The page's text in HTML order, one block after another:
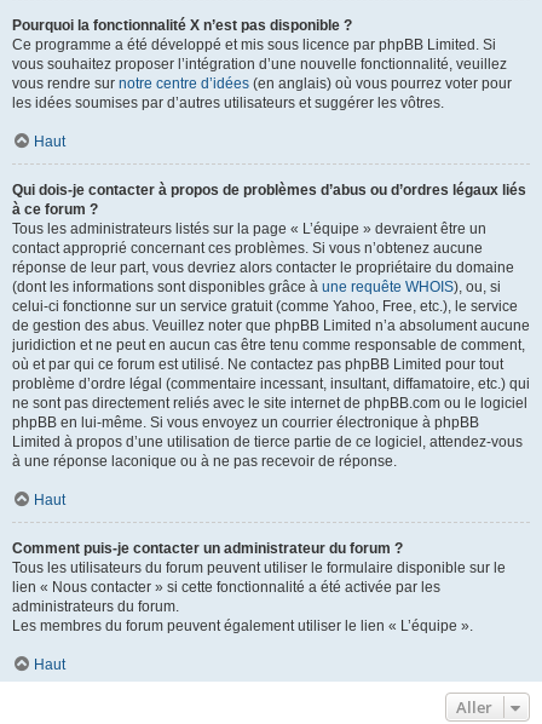
Pourquoi la fonctionnalité X n’est pas disponible ?
Ce programme a été développé et mis sous licence par phpBB Limited. Si
vous souhaitez proposer l’intégration d’une nouvelle fonctionnalité, veuillez
vous rendre sur notre centre d’idées (en anglais) où vous pourrez voter pour
les idées soumises par d’autres utilisateurs et suggérer les vôtres.
Haut
Qui dois-je contacter à propos de problèmes d’abus ou d’ordres légaux liés
à ce forum ?
Tous les administrateurs listés sur la page « L’équipe » devraient être un
contact approprié concernant ces problèmes. Si vous n’obtenez aucune
réponse de leur part, vous devriez alors contacter le propriétaire du domaine
(dont les informations sont disponibles grâce à une requête WHOIS), ou, si
celui-ci fonctionne sur un service gratuit (comme Yahoo, Free, etc.), le service
de gestion des abus. Veuillez noter que phpBB Limited n’a absolument aucune
juridiction et ne peut en aucun cas être tenu comme responsable de comment,
où et par qui ce forum est utilisé. Ne contactez pas phpBB Limited pour tout
problème d’ordre légal (commentaire incessant, insultant, diffamatoire, etc.) qui
ne sont pas directement reliés avec le site internet de phpBB.com ou le logiciel
phpBB en lui-même. Si vous envoyez un courrier électronique à phpBB
Limited à propos d’une utilisation de tierce partie de ce logiciel, attendez-vous
à une réponse laconique ou à ne pas recevoir de réponse.
Haut
Comment puis-je contacter un administrateur du forum ?
Tous les utilisateurs du forum peuvent utiliser le formulaire disponible sur le
lien « Nous contacter » si cette fonctionnalité a été activée par les
administrateurs du forum.
Les membres du forum peuvent également utiliser le lien « L’équipe ».
Haut
Aller